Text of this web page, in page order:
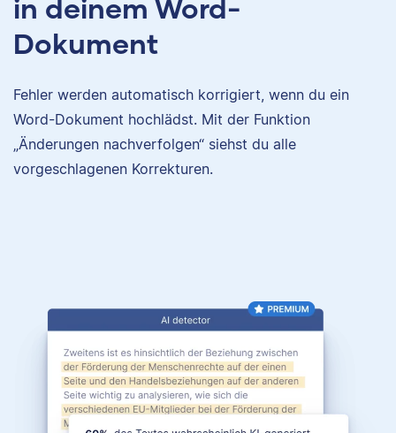
in deinem Word-
Dokument
Fehler werden automatisch korrigiert, wenn du ein
Word-Dokument hochlädst. Mit der Funktion
„Änderungen nachverfolgen“ siehst du alle
vorgeschlagenen Korrekturen.